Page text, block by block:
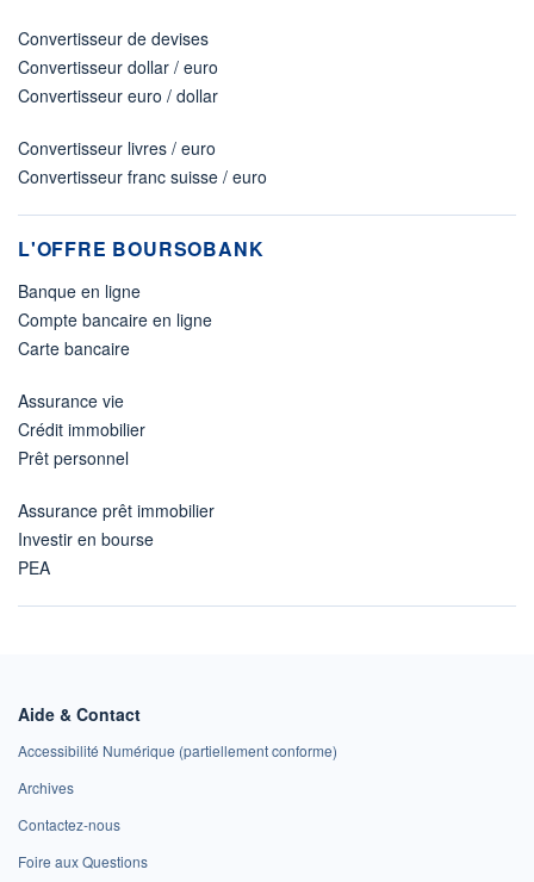
Convertisseur de devises
Convertisseur dollar / euro
Convertisseur euro / dollar
Convertisseur livres / euro
Convertisseur franc suisse / euro
L'OFFRE BOURSOBANK
Banque en ligne
Compte bancaire en ligne
Carte bancaire
Assurance vie
Crédit immobilier
Prêt personnel
Assurance prêt immobilier
Investir en bourse
PEA
Aide & Contact
Accessibilité Numérique (partiellement conforme)
Archives
Contactez-nous
Foire aux Questions